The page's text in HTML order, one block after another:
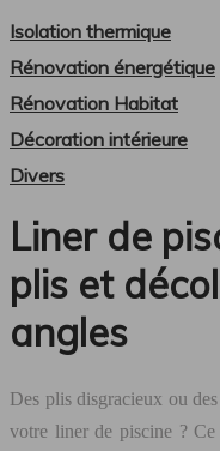
Isolation thermique
Rénovation énergétique
Rénovation Habitat
Décoration intérieure
Divers
Liner de
plis et
angles
Des plis disgracieux ou
votre liner de piscine ?